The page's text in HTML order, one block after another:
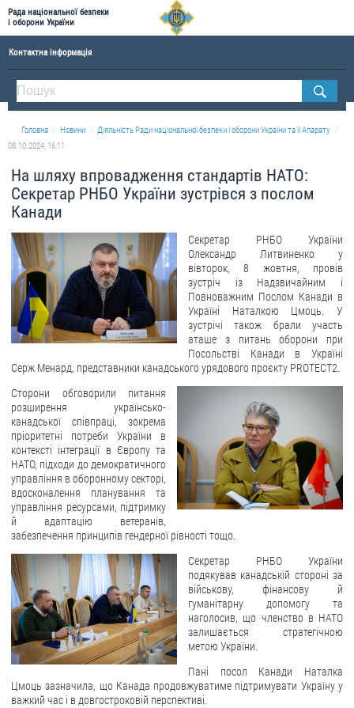
Рада національної безпеки
і оборони України
Контактна інформація
ПРО РНБОУ
Склад Ради національної безпеки і оборони України
Апарат Ради національної безпеки і оборони України
Історична довідка про діяльність Ради національної безпеки і оборони України
ОФІЦІЙНІ ДОКУМЕНТИ
ПРЕСЦЕНТР
Новини
Drone Deals
Фотогалерея
Звернення громадян
Електронне звернення
ДОСТУП ДО ПУБЛІЧНОЇ ІНФОРМАЦІЇ
Організація доступу до публічної інформації
Запит на отримання публічної інформації
Питання запобігання корупції
Публічні закупівлі
Внутрішній аудит
ДЕРЖАВНИЙ РЕЄСТР САНКЦІЙ
Головна Новини
Діяльність Ради національної безпеки і оборони України та її Апарату
08.10.2024, 16:11
На шляху впровадження стандартів НАТО:
Секретар РНБО України зустрівся з послом
Канади
Секретар РНБО України
Олександр Литвиненко у
вівторок, 8 жовтня, провів
зустріч із Надзвичайним і
Повноважним Послом Канади в
Україні Наталкою Цмоць. У
зустрічі також брали участь
аташе з питань оборони при
Посольстві Канади в Україні
Серж Менард, представники канадського урядового проєкту PROTECT2.
Сторони обговорили питання
розширення українсько-
канадської співпраці, зокрема
пріоритетні потреби України в
контексті інтеграції в Європу та
НАТО, підходи до демократичного
управління в оборонному секторі,
вдосконалення планування та
управління ресурсами, підтримку
й адаптацію ветеранів,
забезпечення принципів гендерної рівності тощо.
Секретар РНБО України
подякував канадській стороні за
військову, фінансову й
гуманітарну допомогу та
наголосив, що членство в НАТО
залишається стратегічною
метою України.
Пані посол Канади Наталка
Цмоць зазначила, що Канада продовжуватиме підтримувати Україну у
важкий час і в довгостроковій перспективі.